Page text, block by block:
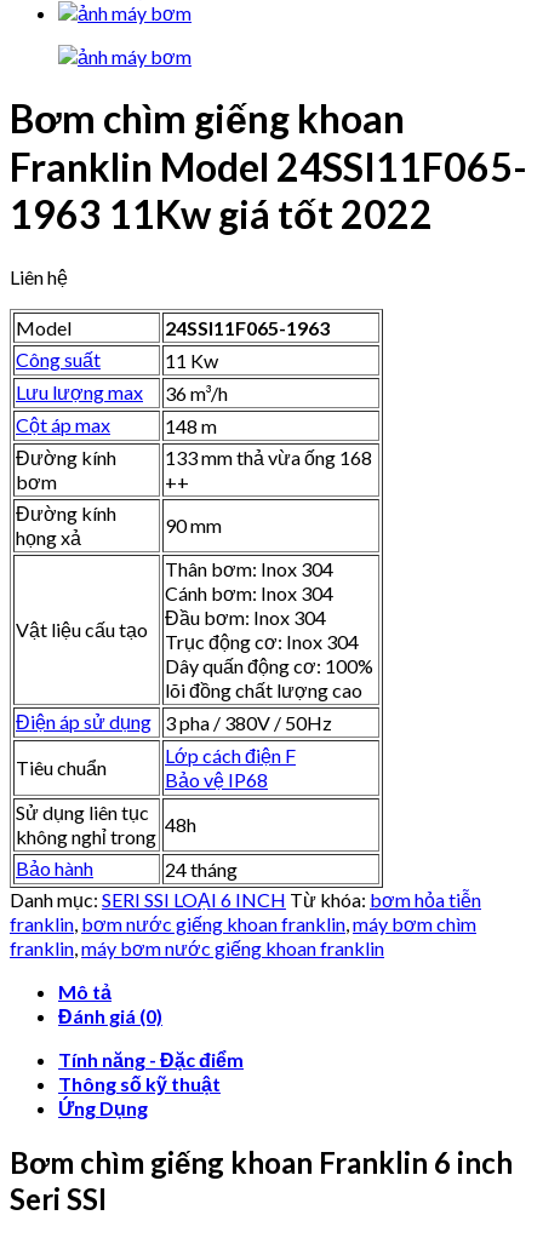
Bơm chìm giếng khoan
Franklin Model 24SSI11F065-
1963 11Kw giá tốt 2022
Liên hệ
Model
24SSI11F065-1963
Công suất
11 Kw
Lưu lượng max
36 m³/h
Cột áp max
148 m
Đường kính
bơm
133 mm thả vừa ống 168
++
Đường kính
họng xả
90 mm
Vật liệu cấu tạo
Thân bơm: Inox 304
Cánh bơm: Inox 304
Đầu bơm: Inox 304
Trục động cơ: Inox 304
Dây quấn động cơ: 100%
lõi đồng chất lượng cao
Điện áp sử dụng
3 pha / 380V / 50Hz
Tiêu chuẩn
Lớp cách điện F
Bảo vệ IP68
Sử dụng liên tục
không nghỉ trong
48h
Bảo hành
24 tháng
Danh mục: SERI SSI LOẠI 6 INCH Từ khóa: bơm hỏa tiễn
franklin, bơm nước giếng khoan franklin,máy bơm chìm
franklin,máy bơm nước giếng khoan franklin
Mô tả
Đánh giá (0)
Tính năng - Đặc điểm
Thông số kỹ thuật
Ứng Dụng
Bơm chìm giếng khoan Franklin 6 inch
Seri SSI